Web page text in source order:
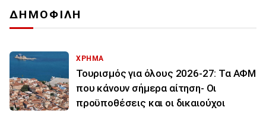
ΔΗΜΟΦΙΛΗ
ΧΡΗΜΑ
Τουρισμός για όλους 2026-27: Τα ΑΦΜ
που κάνουν σήμερα αίτηση- Οι
προϋποθέσεις και οι δικαιούχοι